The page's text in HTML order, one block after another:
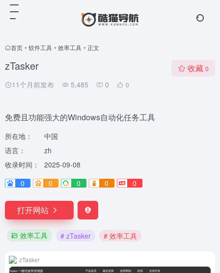
首页 • 软件工具 • 效率工具 • 正文
zTasker
11个月前发布 5,485 0 0
收藏 0
免费且功能强大的Windows自动化任务工具
所在地：
中国
语言：
zh
收录时间：
2025-09-08
0
0 0 0 0
打开网站
效率工具 # zTasker # 效率工具
zTasker